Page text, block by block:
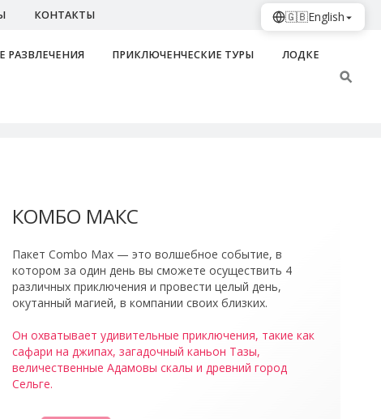
КОНТАКТЫ
РАЗВЛЕЧЕНИЯ ПРИКЛЮЧЕНЧЕСКИЕ ТУРЫ ЛОДКЕ
КОМБО МАКС
Пакет Combo Max — это волшебное событие, в
котором за один день вы сможете осуществить 4
различных приключения и провести целый день,
окутанный магией, в компании своих близких.
Он охватывает удивительные приключения, такие как
сафари на джипах, загадочный каньон Тазы,
величественные Адамовы скалы и древний город
Сельге.
🇬🇧English